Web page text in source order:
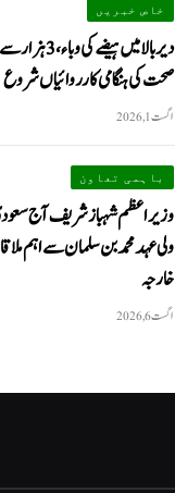
خاص خبریں
دیر بالا میں
صحت کی ہنگامی کارروائیاں شروع
اگست 1, 2026
باہمی تعاون
وزیراعظم شہباز شریف آج
ولی عہد محمد بن سلمان سے اہم
خارجہ
اگست 6, 2026